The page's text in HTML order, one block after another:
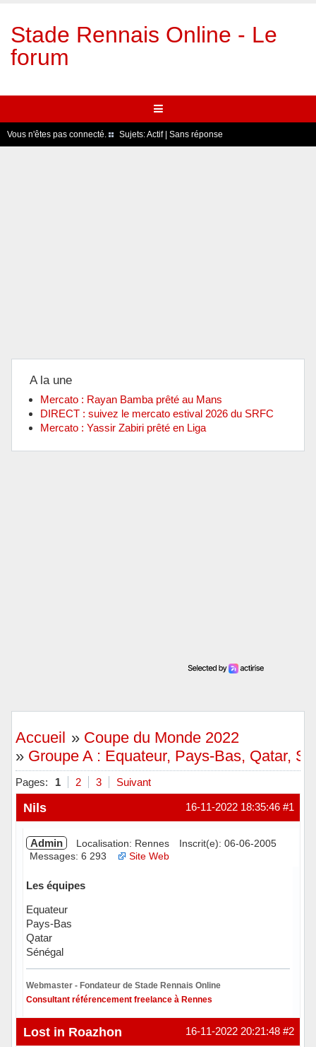
Stade Rennais Online - Le
forum
Vous n'êtes pas connecté. Sujets:Actif| Sans réponse
A la une
Mercato : Rayan Bamba prêté au Mans
DIRECT : suivez le mercato estival 2026 du SRFC
Mercato : Yassir Zabiri prêté en Liga
Accueil » Coupe du Monde 2022
» Groupe A : Equateur, Pays-Bas, Qatar,
Pages: 1 2 3 Suivant
#1
16-11-2022 18:35:46
Nils
Admin Localisation: Rennes
Inscrit(e): 06-06-2005
Messages: 6 293
Site Web
Les équipes
Equateur
Pays-Bas
Qatar
Sénégal
Webmaster - Fondateur de Stade Rennais Online
Consultant référencement freelance à Rennes
Hors ligne #2
16-11-2022 20:21:48
Lost in Roazhon